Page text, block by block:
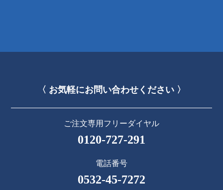
〈 お気軽にお問い合わせください 〉
ご注文専用フリーダイヤル
0120-727-291
電話番号
0532-45-7272